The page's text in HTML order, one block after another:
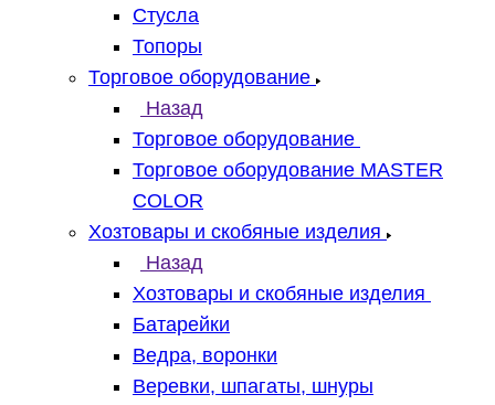
Стусла
Топоры
Торговое оборудование
Назад
Торговое оборудование
Торговое оборудование MASTER
COLOR
Хозтовары и скобяные изделия
Назад
Хозтовары и скобяные изделия
Батарейки
Ведра, воронки
Веревки, шпагаты, шнуры